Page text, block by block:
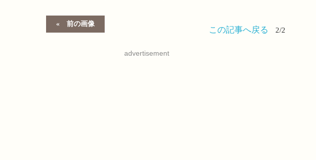
前の画像
この記事へ戻る 2/2
advertisement